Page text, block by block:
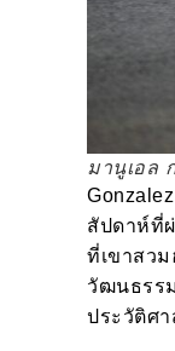
มานูเอล
สัปดาห์ที่
ที่เขาสว
วัฒนธรร
ประวัติศ